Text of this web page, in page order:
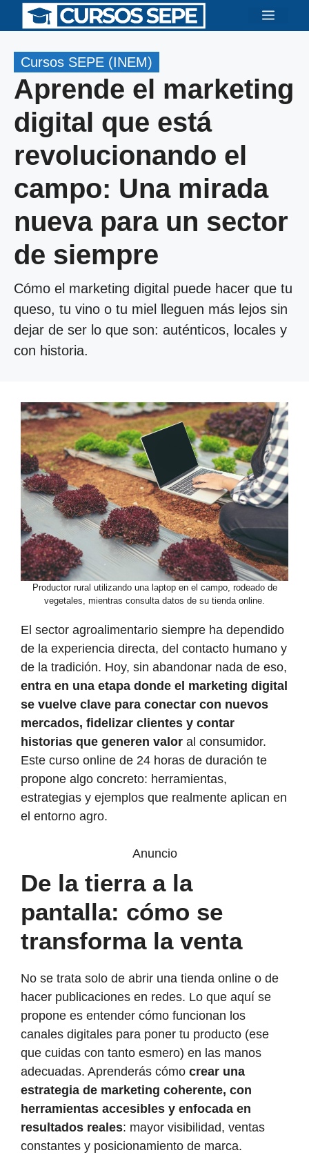
Saltar
Menú
Cursos SEPE (INEM)
Aprende el marketing
digital que está
revolucionando el
campo: Una mirada
nueva para un sector
de siempre
Cómo el marketing digital puede hacer que tu
queso, tu vino o tu miel lleguen más lejos sin
dejar de ser lo que son: auténticos, locales y
con historia.
Productor rural utilizando una laptop en el campo, rodeado de
vegetales, mientras consulta datos de su tienda online.
El sector agroalimentario siempre ha dependido
de la experiencia directa, del contacto humano y
de la tradición. Hoy, sin abandonar nada de eso,
entra en una etapa donde el marketing digital
se vuelve clave para conectar con nuevos
mercados, fidelizar clientes y contar
historias que generen valor al consumidor.
Este curso online de 24 horas de duración te
propone algo concreto: herramientas,
estrategias y ejemplos que realmente aplican en
el entorno agro.
Anuncio
De la tierra a la
pantalla: cómo se
transforma la venta
No se trata solo de abrir una tienda online o de
hacer publicaciones en redes. Lo que aquí se
propone es entender cómo funcionan los
canales digitales para poner tu producto (ese
que cuidas con tanto esmero) en las manos
adecuadas. Aprenderás cómo crear una
estrategia de marketing coherente, con
herramientas accesibles y enfocada en
resultados reales: mayor visibilidad, ventas
constantes y posicionamiento de marca.